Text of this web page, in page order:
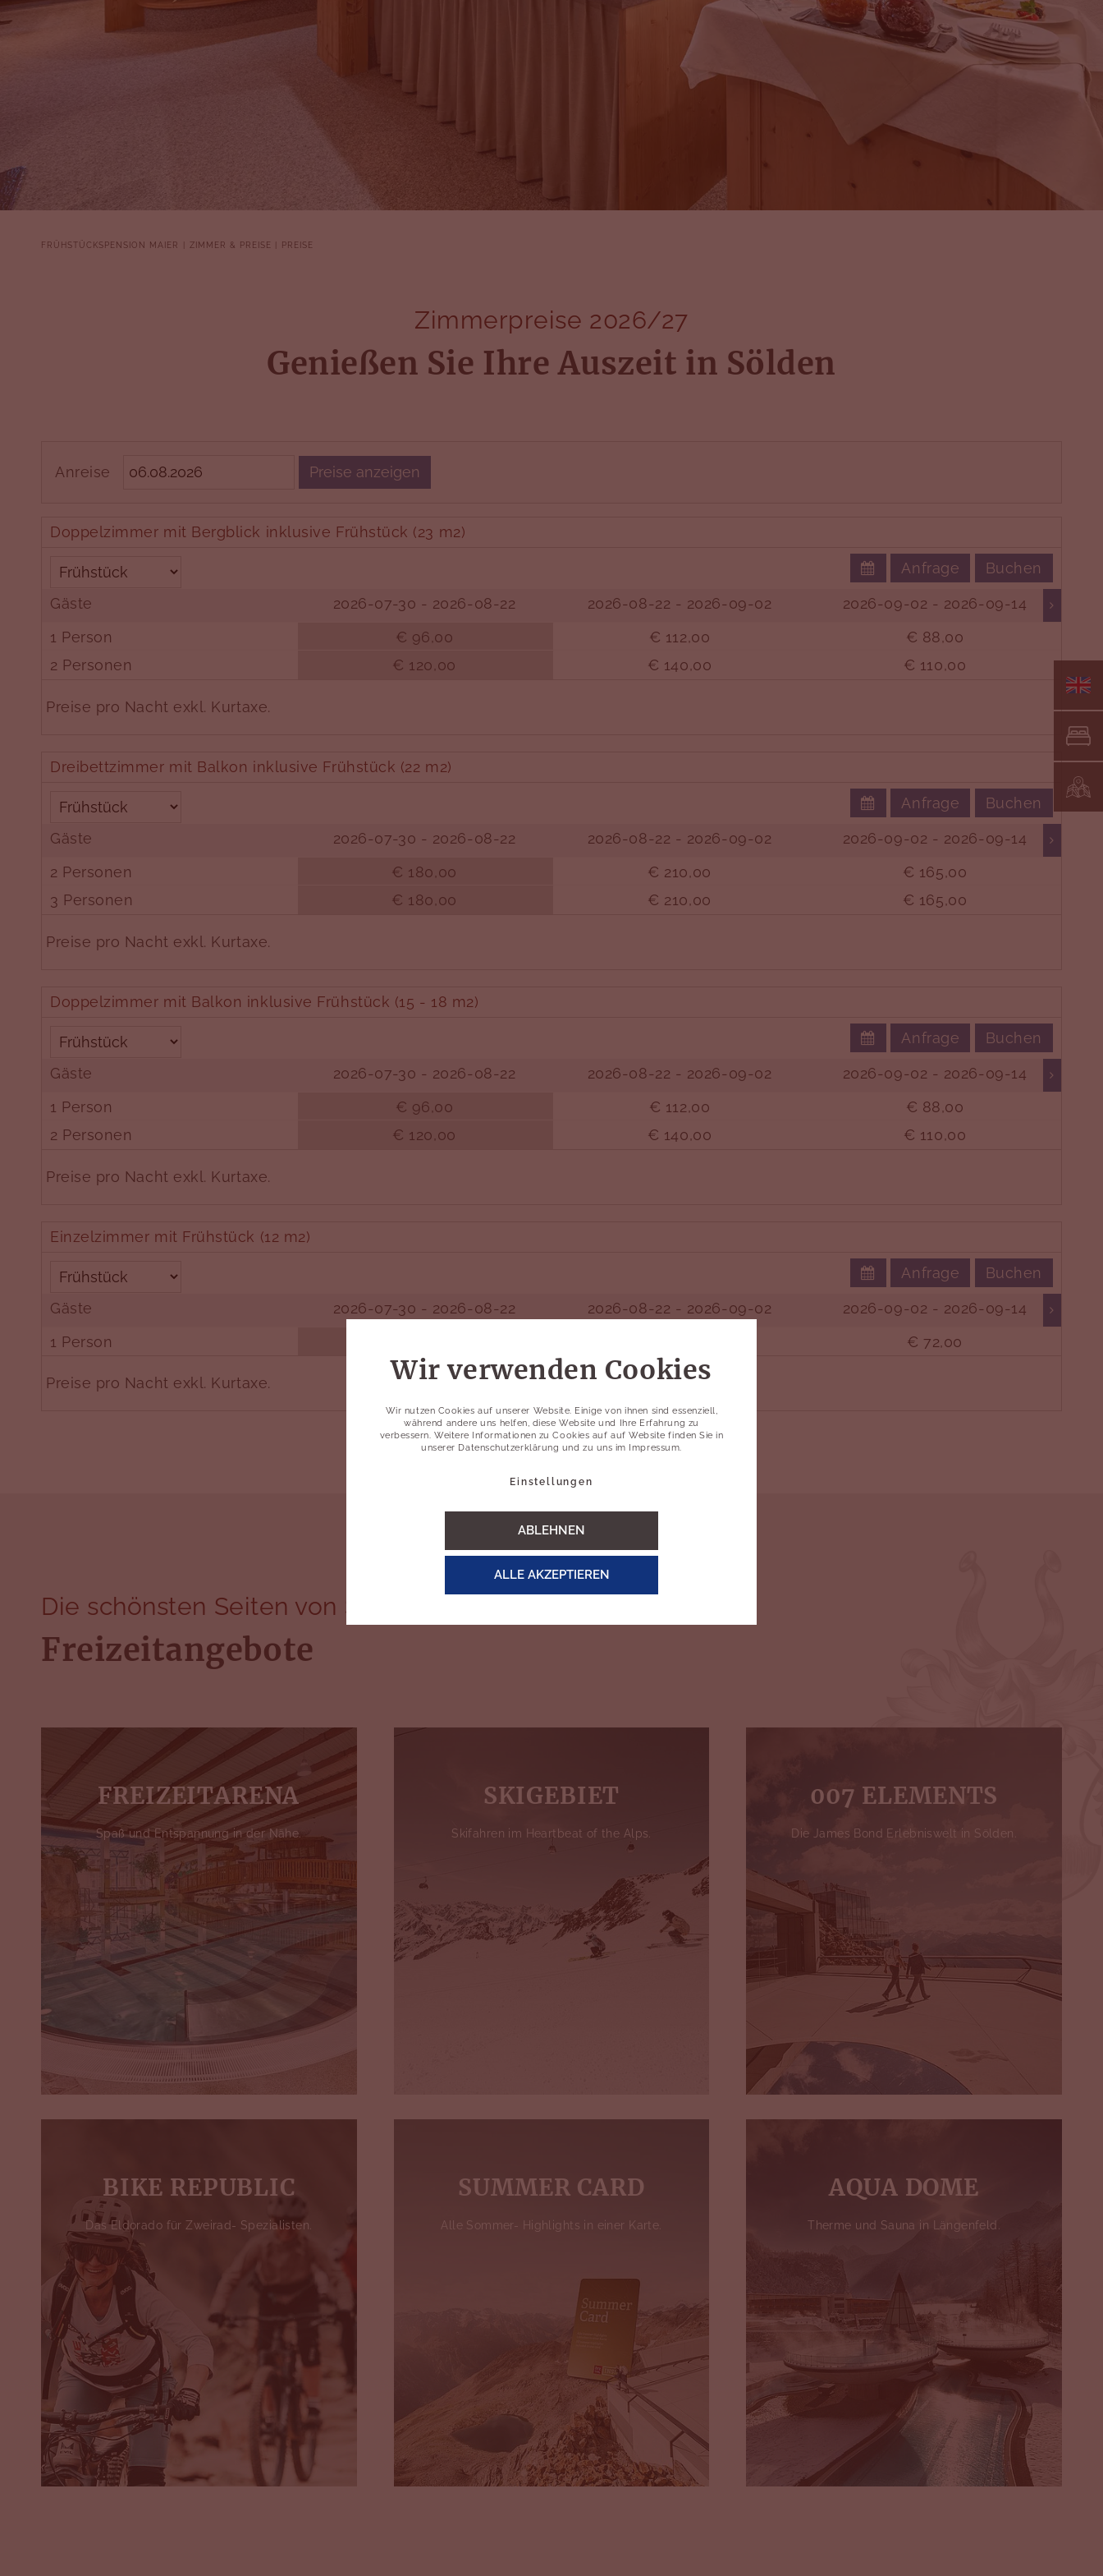
FRÜHSTÜCKSPENSION MAIER ZIMMER & PREISE PREISE
Zimmerpreise 2026/27
Genießen Sie Ihre Auszeit in Sölden
Anreise Preise anzeigen
Doppelzimmer mit Bergblick inklusive Frühstück (23 m2)
Anfrage Buchen
Gäste
1 Person
2 Personen
2026-07-30 - 2026-08-22
€ 96,00
€ 120,00
2026-08-22 - 2026-09-02
€ 112,00
€ 140,00
2026-09-02 - 2026-09-14
€ 88,00
€ 110,00
Preise pro Nacht exkl. Kurtaxe.
Dreibettzimmer mit Balkon inklusive Frühstück (22 m2)
Anfrage Buchen
Gäste
2 Personen
3 Personen
2026-07-30 - 2026-08-22
€ 180,00
€ 180,00
2026-08-22 - 2026-09-02
€ 210,00
€ 210,00
2026-09-02 - 2026-09-14
€ 165,00
€ 165,00
Preise pro Nacht exkl. Kurtaxe.
Doppelzimmer mit Balkon inklusive Frühstück (15 - 18 m2)
Anfrage Buchen
Gäste
1 Person
2 Personen
2026-07-30 - 2026-08-22
€ 96,00
€ 120,00
2026-08-22 - 2026-09-02
€ 112,00
€ 140,00
2026-09-02 - 2026-09-14
€ 88,00
€ 110,00
Preise pro Nacht exkl. Kurtaxe.
Einzelzimmer mit Frühstück (12 m2)
Anfrage Buchen
Gäste
1 Person
2026-07-30 - 2026-08-22
2026-08-22 - 2026-09-02
2026-09-02 - 2026-09-14
€ 72,00
Preise pro Nacht exkl. Kurtaxe.
Die schönsten Seiten von Sölden erleben.
Freizeitangebote
FREIZEITARENA
Spaß und Entspannung in der Nähe.
SKIGEBIET
Skifahren im Heartbeat of the Alps.
007 ELEMENTS
Die James Bond Erlebniswelt in Sölden.
BIKE REPUBLIC
Das Eldorado für Zweirad- Spezialisten.
SUMMER CARD
Alle Sommer- Highlights in einer Karte.
AQUA DOME
Therme und Sauna in Längenfeld.
Wir verwenden Cookies
Wir nutzen Cookies auf unserer Website. Einige von ihnen sind essenziell,
während andere uns helfen, diese Website und Ihre Erfahrung zu
verbessern. Weitere Informationen zu Cookies auf auf Website finden Sie in
unserer Datenschutzerklärung und zu uns im Impressum.
Einstellungen
ABLEHNEN
ALLE AKZEPTIEREN